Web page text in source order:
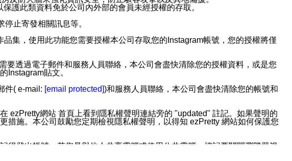
護此類資料免於公司內外部的會員未經授權的存取。
止寄發相關訊息等。
集，使用此功能您需要授權本公司存取您的Instagram帳號，您的授權將僅
透過電子郵件和服務人員聯絡，本公司會盡快清除您的授權資料，或是您
Instagram貼文。
件( e-mail: [email protected])和服務人員聯絡，本公司會盡快清除您的帳號和
ezPretty網站 首頁上看到隱私權聲明連結旁的 "updated" 註記。如果聲明的
施。本公司鼓勵您定期檢視隱私權聲明，以得知 ezPretty 網站如何保護您
登出帳號。若您是與他人共享電腦或使用公共電腦，切記要關閉瀏覽器視